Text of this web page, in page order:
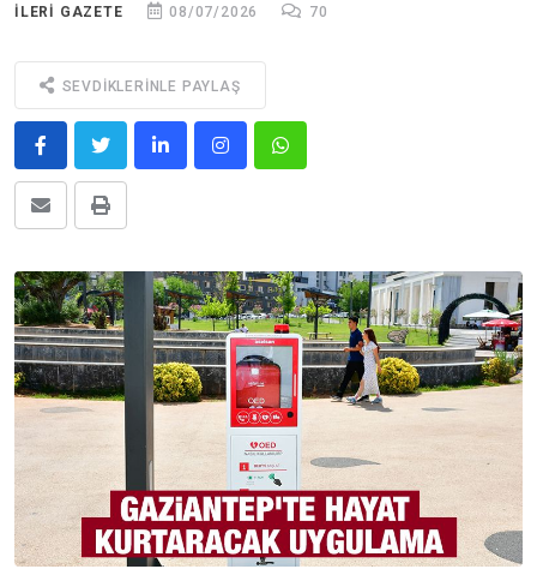
ILERİ GAZETE 08/07/2026 70
SEVDIKLERINLE PAYLAŞ